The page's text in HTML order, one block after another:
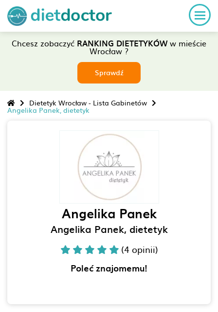
Chcesz zobaczyć RANKING DIETETYKÓWw mieście
Wrocław ?
Sprawdź
Dietetyk Wrocław - Lista Gabinetów
Angelika Panek, dietetyk
Angelika Panek
Angelika Panek, dietetyk
(4 opinii)
Poleć znajomemu!